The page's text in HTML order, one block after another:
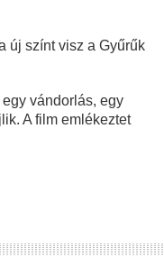
új színt visz a Gyűrűk
vándorlás, egy
A film emlékeztet